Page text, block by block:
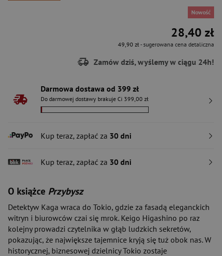
Nowość
28,40 zł
49,90 zł- sugerowana cena detaliczna
Zamów dziś, wyślemy w ciągu 24h!
Darmowa dostawa od 399 zł
Do darmowej dostawy brakuje Ci 399,00 zł
Kup teraz, zapłać za 30 dni
Kup teraz, zapłać za 30 dni
O książce Przybysz
Detektyw Kaga wraca do Tokio, gdzie za fasadą eleganckich
witryn i biurowców czai się mrok. Keigo Higashino po raz
kolejny prowadzi czytelnika w głąb ludzkich sekretów,
pokazując, że największe tajemnice kryją się tuż obok nas. W
historycznej, biznesowej dzielnicy Tokio zostaje